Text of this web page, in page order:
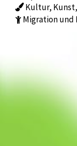
Kultur,
Migration